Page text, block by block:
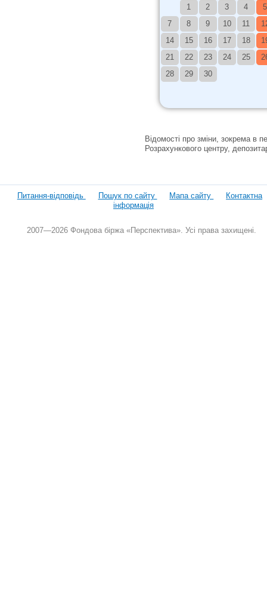
1
2 3 4
5
7
8 9 10 11
14
15 16 17 18
21
22 23 24 25
28
29 30
Відомості про зміни, зокрема в
Розрахункового центру,
Питання-відповідь Пошук по сайту Мапа сайту
Контактна
інформація
2007—2026 Фондова біржа «Перспектива». Усі права захищені.